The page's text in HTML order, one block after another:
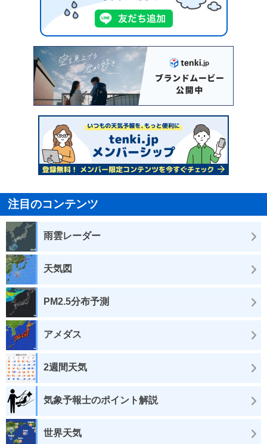
注目のコンテンツ
雨雲レーダー
天気図
PM2.5分布予測
アメダス
2週間天気
気象予報士のポイント解説
世界天気